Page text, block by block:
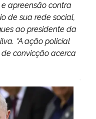
apreensão contra
de sua rede social,
ao presidente da
“A ação policial
convicção acerca